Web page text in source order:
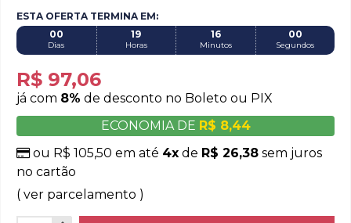
ESTA OFERTA TERMINA EM:
00
Dias
19
Horas
15
Minutos
59
Segundos
R$ 97,06
já com 8% de desconto no Boleto ou PIX
ECONOMIA DE R$ 8,44
ou R$ 105,50 em até 4x de R$ 26,38 sem juros
no cartão
( ver parcelamento )